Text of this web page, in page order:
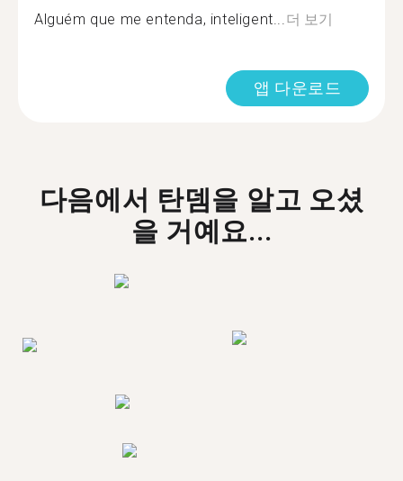
Alguém que me entenda, inteligent...더 보기
앱 다운로드
다음에서 탄뎀을 알고 오셨
을 거예요...